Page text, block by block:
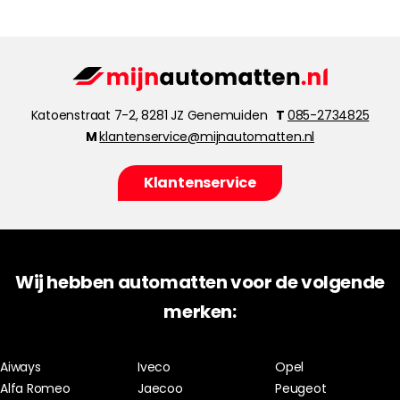
Katoenstraat 7-2, 8281 JZ Genemuiden T 085-2734825
Mklantenservice@mijnautomatten.nl
Klantenservice
Wij hebben automatten voor de volgende
merken:
Aiways
Alfa Romeo
Iveco
Jaecoo
Opel
Peugeot